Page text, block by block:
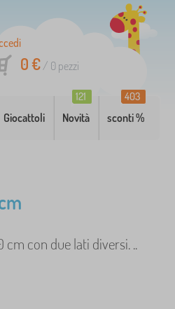
0 €/ 0 pezzi
Giocattoli Novità
121
sconti %
403
cm con due lati diversi. ..